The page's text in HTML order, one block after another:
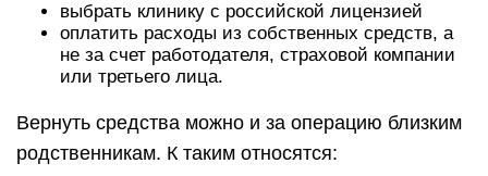
выбрать клинику с российской лицензией
оплатить расходы из собственных средств, а
не за счет работодателя, страховой компании
или третьего лица.
Вернуть средства можно и за операцию близким
родственникам. К таким относятся: